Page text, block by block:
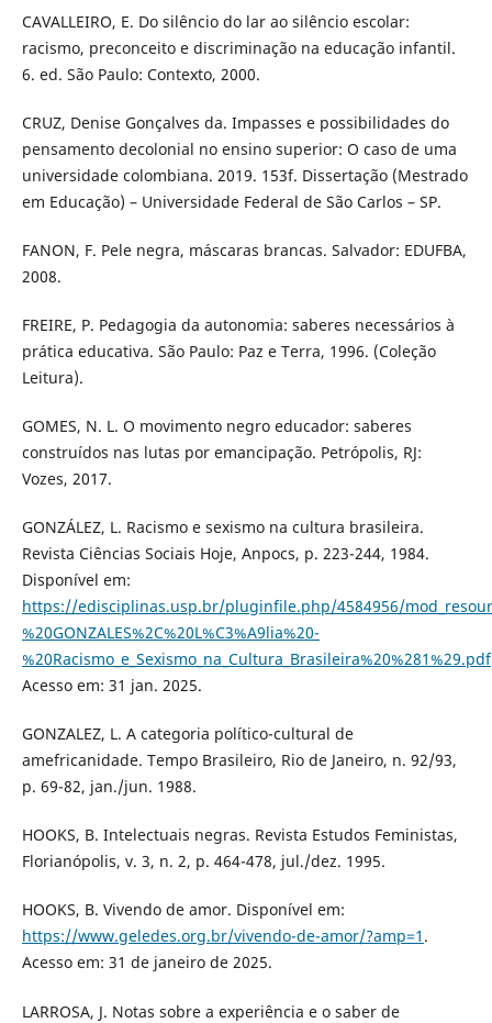
CAVALLEIRO, E. Do silêncio do lar ao silêncio escolar:
racismo, preconceito e discriminação na educação infantil.
6. ed. São Paulo: Contexto, 2000.
CRUZ, Denise Gonçalves da. Impasses e possibilidades do
pensamento decolonial no ensino superior: O caso de uma
universidade colombiana. 2019. 153f. Dissertação (Mestrado
em Educação) – Universidade Federal de São Carlos – SP.
FANON, F. Pele negra, máscaras brancas. Salvador: EDUFBA,
2008.
FREIRE, P. Pedagogia da autonomia: saberes necessários à
prática educativa. São Paulo: Paz e Terra, 1996. (Coleção
Leitura).
GOMES, N. L. O movimento negro educador: saberes
construídos nas lutas por emancipação. Petrópolis, RJ:
Vozes, 2017.
GONZÁLEZ, L. Racismo e sexismo na cultura brasileira.
Revista Ciências Sociais Hoje, Anpocs, p. 223-244, 1984.
Disponível em:
https://edisciplinas.usp.br/pluginfile.php/4584956/
%20GONZALES%2C%20L%C3%A9lia%20-
%20Racismo_e_Sexismo_na_Cultura_Brasileira%20%281%29.pdf
Acesso em: 31 jan. 2025.
GONZALEZ, L. A categoria político-cultural de
amefricanidade. Tempo Brasileiro, Rio de Janeiro, n. 92/93,
p. 69-82, jan./jun. 1988.
HOOKS, B. Intelectuais negras. Revista Estudos Feministas,
Florianópolis, v. 3, n. 2, p. 464-478, jul./dez. 1995.
HOOKS, B. Vivendo de amor. Disponível em:
https://www.geledes.org.br/vivendo-de-amor/?amp=1 .
Acesso em: 31 de janeiro de 2025.
LARROSA, J. Notas sobre a experiência e o saber de